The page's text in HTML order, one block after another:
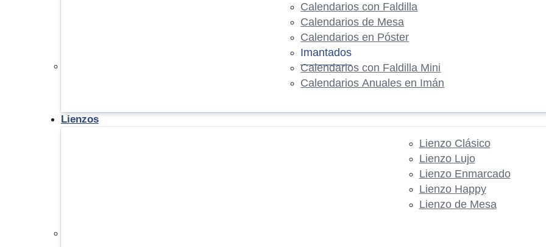
Calendarios con Faldilla
Calendarios de Mesa
Calendarios en Póster
Imantados
Calendarios con Faldilla Mini
Calendarios Anuales en Imán
Lienzos
Lienzo Clásico
Lienzo Lujo
Lienzo Enmarcado
Lienzo Happy
Lienzo de Mesa